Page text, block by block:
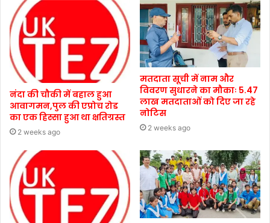
नंदा की चौकी में बहाल हुआ
आवागमन,पुल की एप्रोच रोड
का एक हिस्सा हुआ था क्षतिग्रस्त
2 weeks ago
मतदाता सूची में नाम और
विवरण सुधारने का मौकाः 5.47
लाख मतदाताओं को दिए जा रहे
नोटिस
2 weeks ago